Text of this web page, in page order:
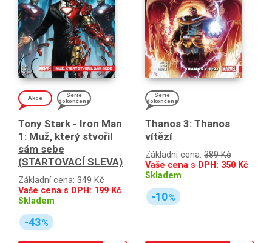
Akce
Série
dokončena
Tony Stark - Iron Man
1: Muž, který stvořil
sám sebe
(STARTOVACÍ SLEVA)
Základní cena: 349 Kč
Vaše cena s DPH: 199 Kč
Skladem
-43%
Série
dokončena
Thanos 3: Thanos
vítězí
Základní cena: 389 Kč
Vaše cena s DPH: 350 Kč
Skladem
-10%